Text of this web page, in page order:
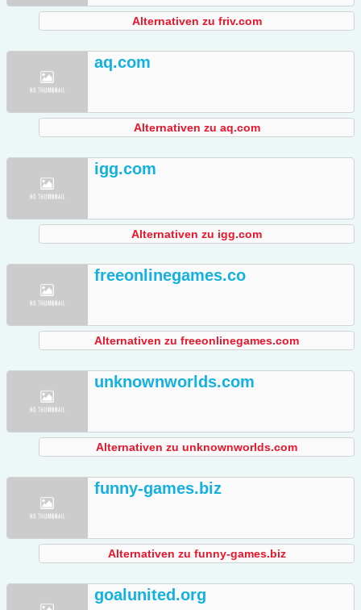
Alternativen zu friv.com
aq.com
Alternativen zu aq.com
igg.com
Alternativen zu igg.com
freeonlinegames.co
Alternativen zu freeonlinegames.com
unknownworlds.com
Alternativen zu unknownworlds.com
funny-games.biz
Alternativen zu funny-games.biz
goalunited.org